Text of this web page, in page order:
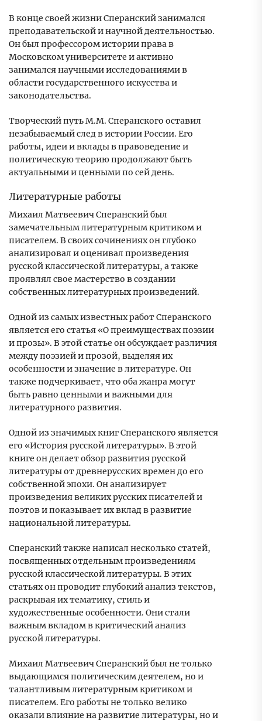
В конце своей жизни Сперанский занимался
преподавательской и научной деятельностью.
Он был профессором истории права в
Московском университете и активно
занимался научными исследованиями в
области государственного искусства и
законодательства.
Творческий путь М.М. Сперанского оставил
незабываемый след в истории России. Его
работы, идеи и вклады в правоведение и
политическую теорию продолжают быть
актуальными и ценными по сей день.
Литературные работы
Михаил Матвеевич Сперанский был
замечательным литературным критиком и
писателем. В своих сочинениях он глубоко
анализировал и оценивал произведения
русской классической литературы, а также
проявлял свое мастерство в создании
собственных литературных произведений.
Одной из самых известных работ Сперанского
является его статья «О преимуществах поэзии
и прозы». В этой статье он обсуждает различия
между поэзией и прозой, выделяя их
особенности и значение в литературе. Он
также подчеркивает, что оба жанра могут
быть равно ценными и важными для
литературного развития.
Одной из значимых книг Сперанского является
его «История русской литературы». В этой
книге он делает обзор развития русской
литературы от древнерусских времен до его
собственной эпохи. Он анализирует
произведения великих русских писателей и
поэтов и показывает их вклад в развитие
национальной литературы.
Сперанский также написал несколько статей,
посвященных отдельным произведениям
русской классической литературы. В этих
статьях он проводит глубокий анализ текстов,
раскрывая их тематику, стиль и
художественные особенности. Они стали
важным вкладом в критический анализ
русской литературы.
Михаил Матвеевич Сперанский был не только
выдающимся политическим деятелем, но и
талантливым литературным критиком и
писателем. Его работы не только велико
оказали влияние на развитие литературы, но и